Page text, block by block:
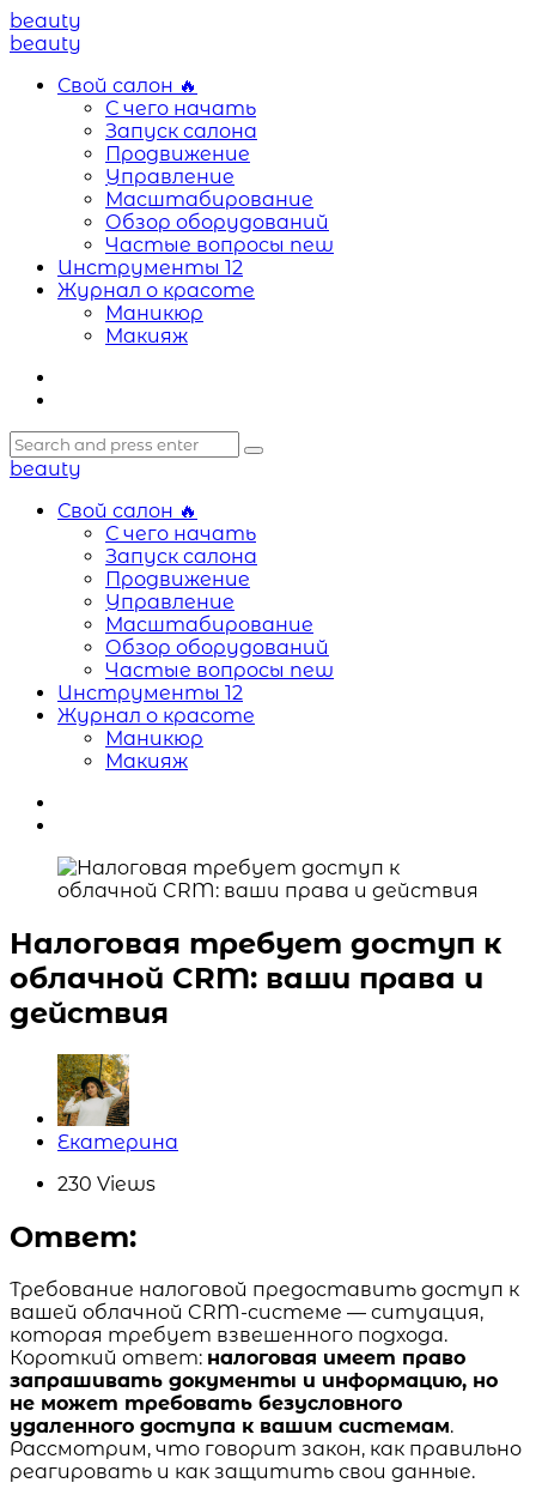
Menu
beauty
Search
Menu
beauty
Свой салон 🔥
С чего начать
Запуск салона
Продвижение
Управление
Масштабирование
Обзор оборудований
Частые вопросы new
Инструменты 12
Журнал о красоте
Маникюр
Макияж
Search
Search
for:
Search
beauty
Свой салон 🔥
С чего начать
Запуск салона
Продвижение
Управление
Масштабирование
Обзор оборудований
Частые вопросы new
Инструменты 12
Журнал о красоте
Маникюр
Макияж
Налоговая требует доступ к
облачной CRM: ваши права и
действия
Posted
Екатерина
230 Views
Ответ:
Требование налоговой предоставить доступ к
вашей облачной CRM-системе — ситуация,
которая требует взвешенного подхода.
Короткий ответ: налоговая имеет право
запрашивать документы и информацию, но
не может требовать безусловного
удаленного доступа к вашим системам.
Рассмотрим, что говорит закон, как правильно
реагировать и как защитить свои данные.